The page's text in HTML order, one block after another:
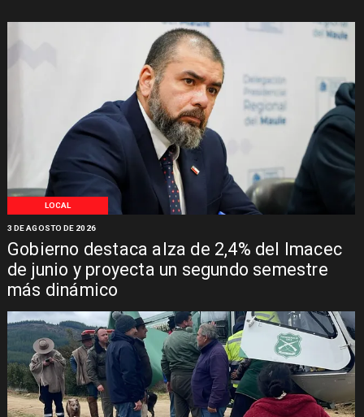
LOCAL
Gobierno destaca alza de 2,4% del Imacec
de junio y proyecta un segundo semestre
más dinámico
3 DE AGOSTO DE 2026